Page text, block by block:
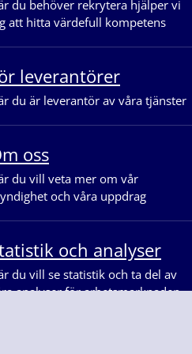
du behöver rekrytera hjälper vi
att hitta värdefull kompetens
leverantörer
du är leverantör av våra tjänster
oss
du vill veta mer om vår
och våra uppdrag
och analyser
du vill se statistik och ta del av
analyser för arbetsmarknaden